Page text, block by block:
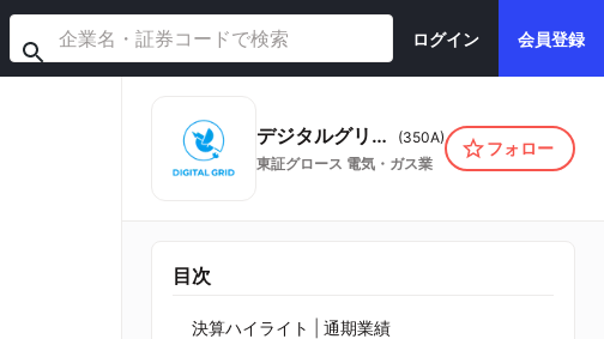
ログイン 会員登録
デジタルグリッド株式会社 (350A)
東証グロース 電気・ガス業
フォロー
目次
決算ハイライト | 通期業績